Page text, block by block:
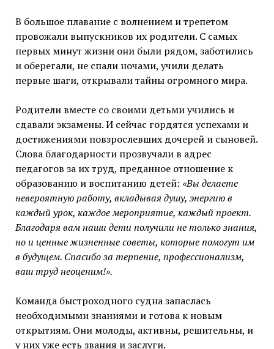
В большое плавание с волнением и трепетом
провожали выпускников их родители. С самых
первых минут жизни они были рядом, заботились
и оберегали, не спали ночами, учили делать
первые шаги, открывали тайны огромного мира.
Родители вместе со своими детьми учились и
сдавали экзамены. И сейчас гордятся успехами и
достижениями повзрослевших дочерей и сыновей.
Слова благодарности прозвучали в адрес
педагогов за их труд, преданное отношение к
образованию и воспитанию детей: «Вы делаете
невероятную работу, вкладывая душу, энергию в
каждый урок, каждое мероприятие, каждый проект.
Благодаря вам наши дети получили не только знания,
но и ценные жизненные советы, которые помогут им
в будущем. Спасибо за терпение, профессионализм,
ваш труд неоценим!».
Команда быстроходного судна запаслась
необходимыми знаниями и готова к новым
открытиям. Они молоды, активны, решительны, и
у них уже есть звания и заслуги.